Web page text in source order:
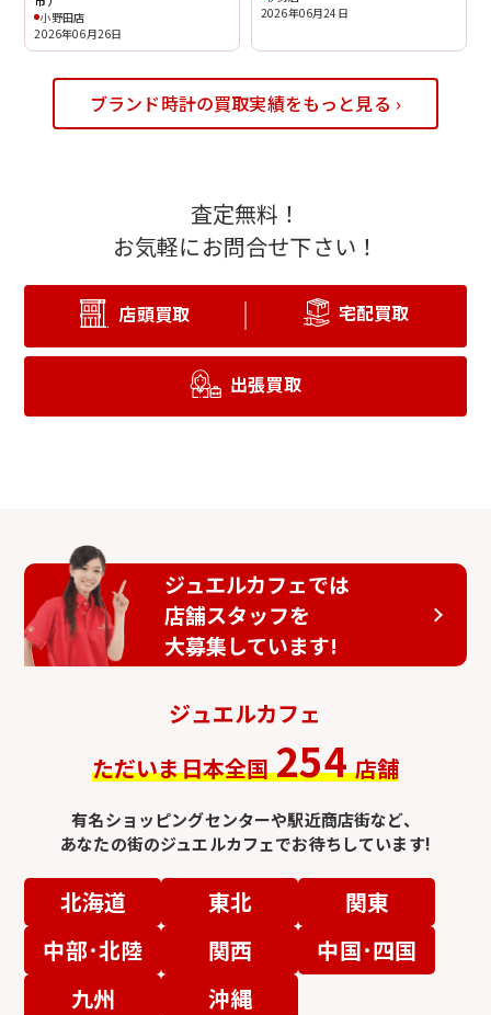
小野田店
2026年06月26日
2026年06月24日
ブランド時計の買取実績をもっと見る ›
査定無料！
お気軽にお問合せ下さい！
店頭買取 宅配買取
出張買取
ジュエルカフェでは
店舗スタッフを
大募集しています!
ジュエルカフェ
ただいま日本全国 254 店舗
有名ショッピングセンターや駅近商店街など、
あなたの街のジュエルカフェでお待ちしています!
北海道 東北
関東
中部･北陸
関西
中国･四国
九州
沖縄